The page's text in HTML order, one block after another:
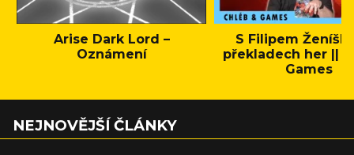
Arise Dark Lord –
Oznámení
S Filipem
překladech her ||
Games
NEJNOVĚJŠÍ ČLÁNKY